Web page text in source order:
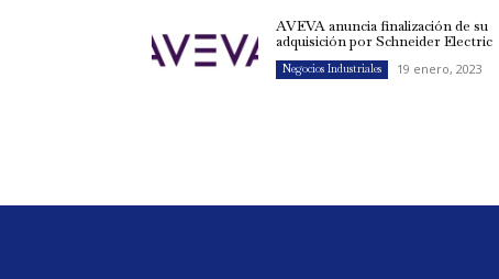
AVEVA anuncia finalización de su
adquisición por Schneider Electric
Negocios Industriales 19 enero, 2023